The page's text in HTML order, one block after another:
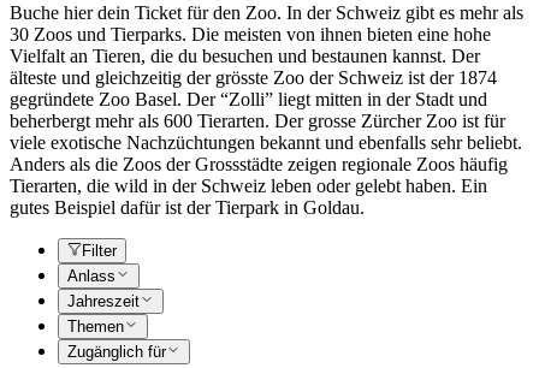
Buche hier dein Ticket für den Zoo. In der Schweiz gibt es mehr als
30 Zoos und Tierparks. Die meisten von ihnen bieten eine hohe
Vielfalt an Tieren, die du besuchen und bestaunen kannst. Der
älteste und gleichzeitig der grösste Zoo der Schweiz ist der 1874
gegründete Zoo Basel. Der “Zolli” liegt mitten in der Stadt und
beherbergt mehr als 600 Tierarten. Der grosse Zürcher Zoo ist für
viele exotische Nachzüchtungen bekannt und ebenfalls sehr beliebt.
Anders als die Zoos der Grossstädte zeigen regionale Zoos häufig
Tierarten, die wild in der Schweiz leben oder gelebt haben. Ein
gutes Beispiel dafür ist der Tierpark in Goldau.
Filter
Anlass
Jahreszeit
Themen
Zugänglich für